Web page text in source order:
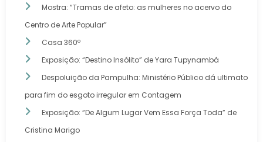
Mostra: “Tramas de afeto: as mulheres no acervo do
Centro de Arte Popular”
Casa 360º
Exposição: “Destino Insólito” de Yara Tupynambá
Despoluição da Pampulha: Ministério Público dá ultimato
para fim do esgoto irregular em Contagem
Exposição: “De Algum Lugar Vem Essa Força Toda” de
Cristina Marigo